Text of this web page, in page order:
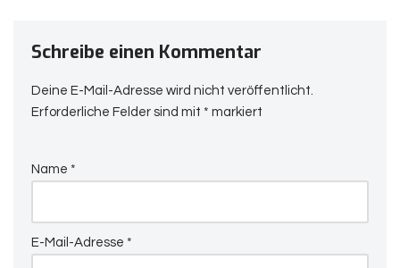
Schreibe einen Kommentar
Deine E-Mail-Adresse wird nicht veröffentlicht.
Erforderliche Felder sind mit * markiert
Name *
E-Mail-Adresse *